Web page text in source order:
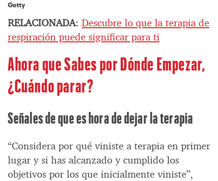
Getty
RELACIONADA: Descubre lo que la terapia de
respiración puede significar para ti
Ahora que Sabes por Dónde Empezar,
¿Cuándo parar?
Señales de que es hora de dejar la terapia
“Considera por qué viniste a terapia en primer
lugar y si has alcanzado y cumplido los
objetivos por los que inicialmente viniste”,